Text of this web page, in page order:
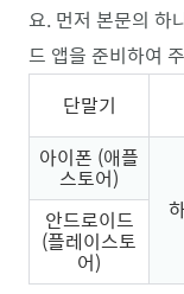
요. 먼저 본문의 하
드 앱을 준비하여
단말기
아이폰 (애플
스토어)
안드로이드
(플레이스토
어)